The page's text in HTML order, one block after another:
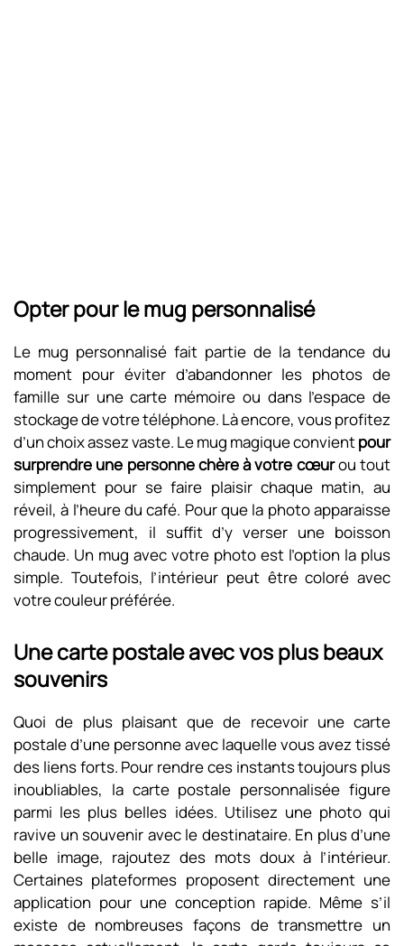
Opter pour le mug personnalisé
Le mug personnalisé fait partie de la tendance du
moment pour éviter d’abandonner les photos de
famille sur une carte mémoire ou dans l’espace de
stockage de votre téléphone. Là encore, vous profitez
d’un choix assez vaste. Le mug magique convientpour
surprendre une personne chère à votre cœurou tout
simplement pour se faire plaisir chaque matin, au
réveil, à l’heure du café. Pour que la photo apparaisse
progressivement, il suffit d’y verser une boisson
chaude. Un mug avec votre photo est l’option la plus
simple. Toutefois, l’intérieur peut être coloré avec
votre couleur préférée.
Une carte postale avec vos plus beaux
souvenirs
Quoi de plus plaisant que de recevoir une carte
postale d’une personne avec laquelle vous avez tissé
des liens forts. Pour rendre ces instants toujours plus
inoubliables, la carte postale personnalisée figure
parmi les plus belles idées. Utilisez une photo qui
ravive un souvenir avec le destinataire. En plus d’une
belle image, rajoutez des mots doux à l’intérieur.
Certaines plateformes proposent directement une
application pour une conception rapide. Même s’il
existe de nombreuses façons de transmettre un